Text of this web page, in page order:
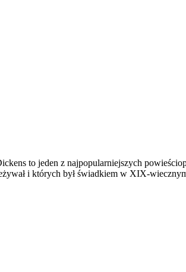
to jeden z najpopularniejszych
i których był świadkiem w XIX-